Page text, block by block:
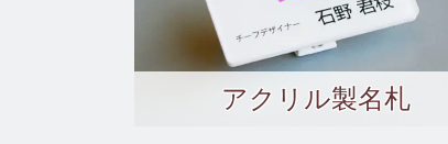
アクリル製名札